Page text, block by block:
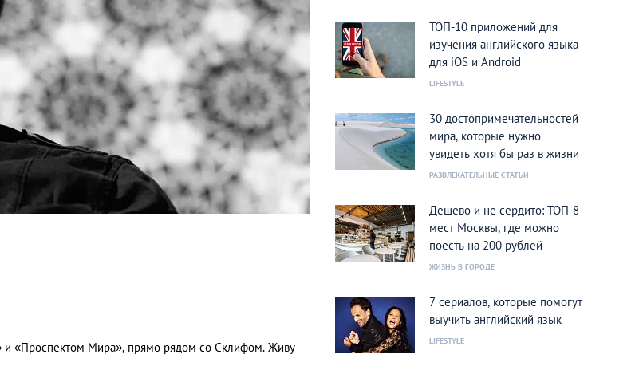
«Проспектом Мира», прямо рядом со Cклифом. Живу
ТОП-10 приложений для
изучения английского языка
для iOS и Android
LIFESTYLE
30 достопримечательностей
мира, которые нужно
увидеть хотя бы раз в жизни
РАЗВЛЕКАТЕЛЬНЫЕ СТАТЬИ
Дешево и не сердито: ТОП-8
мест Москвы, где можно
поесть на 200 рублей
ЖИЗНЬ В ГОРОДЕ
7 сериалов, которые помогут
выучить английский язык
LIFESTYLE